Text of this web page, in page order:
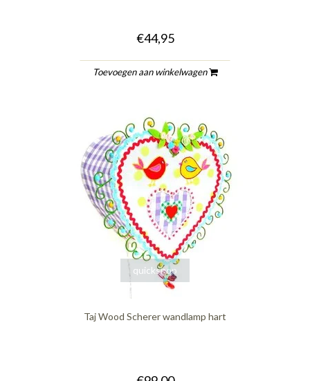
€44,95
Toevoegen aan winkelwagen
quickshop
Taj Wood Scherer wandlamp hart